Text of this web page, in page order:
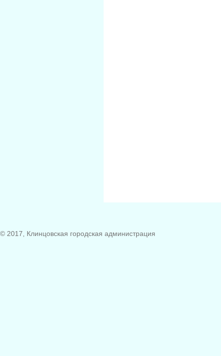
© 2017, Клинцовская городская администрация